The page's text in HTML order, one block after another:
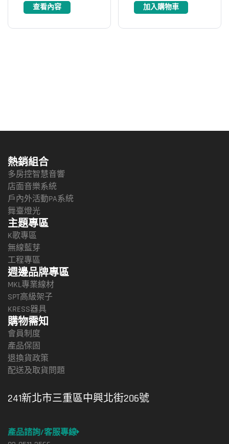
查看內容 加入購物車
熱銷組合
多房控智慧音響
店面音樂系統
戶內外活動PA系統
舞臺燈光
主題專區
K歌專區
無線藍芽
工程專區
週邊品牌專區
MKL專業線材
SPT高級架子
KRESS器具
購物需知
會員制度
產品保固
退換貨政策
配送及取貨問題
241新北市三重區中興北街206號
產品諮詢/客服專線